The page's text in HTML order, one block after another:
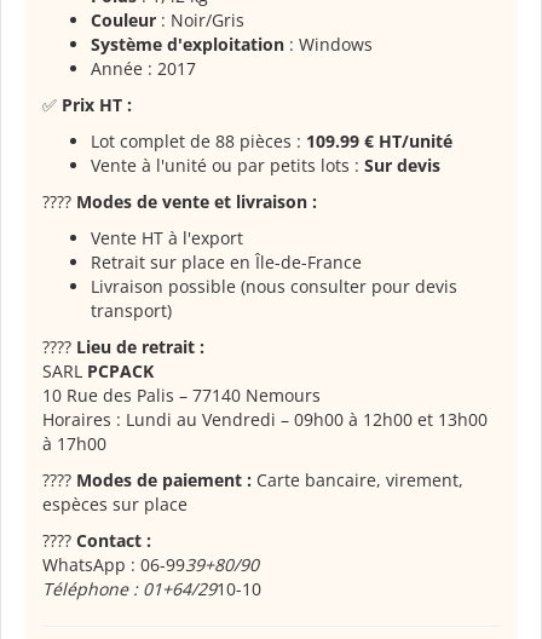
Couleur : Noir/Gris
Système d'exploitation : Windows
Année : 2017
✅ Prix HT :
Lot complet de 88 pièces : 109.99 € HT/unité
Vente à l'unité ou par petits lots : Sur devis
???? Modes de vente et livraison :
Vente HT à l'export
Retrait sur place en Île-de-France
Livraison possible (nous consulter pour devis
transport)
???? Lieu de retrait :
SARL PCPACK
10 Rue des Palis – 77140 Nemours
Horaires : Lundi au Vendredi – 09h00 à 12h00 et 13h00
à 17h00
???? Modes de paiement : Carte bancaire, virement,
espèces sur place
???? Contact :
WhatsApp : 06-9939+80/90
Téléphone : 01+64/2910-10